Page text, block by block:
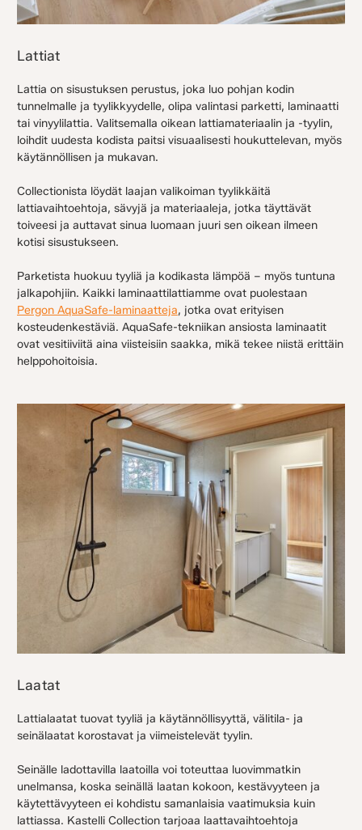
Lattiat
Lattia on sisustuksen perustus, joka luo pohjan kodin
tunnelmalle ja tyylikkyydelle, olipa valintasi parketti, laminaatti
tai vinyylilattia. Valitsemalla oikean lattiamateriaalin ja -tyylin,
loihdit uudesta kodista paitsi visuaalisesti houkuttelevan, myös
käytännöllisen ja mukavan.
Collectionista löydät laajan valikoiman tyylikkäitä
lattiavaihtoehtoja, sävyjä ja materiaaleja, jotka täyttävät
toiveesi ja auttavat sinua luomaan juuri sen oikean ilmeen
kotisi sisustukseen.
Parketista huokuu tyyliä ja kodikasta lämpöä – myös tuntuna
jalkapohjiin. Kaikki laminaattilattiamme ovat puolestaan
Pergon AquaSafe-laminaatteja, jotka ovat erityisen
kosteudenkestäviä. AquaSafe-tekniikan ansiosta laminaatit
ovat vesitiiviitä aina viisteisiin saakka, mikä tekee niistä erittäin
helppohoitoisia.
Laatat
Lattialaatat tuovat tyyliä ja käytännöllisyyttä, välitila- ja
seinälaatat korostavat ja viimeistelevät tyylin.
Seinälle ladottavilla laatoilla voi toteuttaa luovimmatkin
unelmansa, koska seinällä laatan kokoon, kestävyyteen ja
käytettävyyteen ei kohdistu samanlaisia vaatimuksia kuin
lattiassa. Kastelli Collection tarjoaa laattavaihtoehtoja